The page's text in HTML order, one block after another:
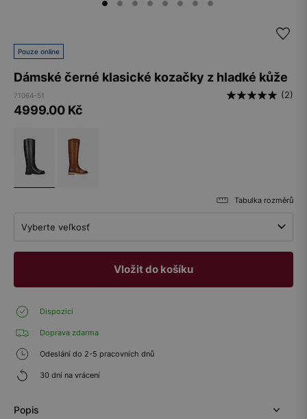
Pouze online
Dámské černé klasické kozačky z hladké kůže
71064-51 (2)
4999.00 Kč
Tabulka rozměrů
Vyberte veľkosť
Vložit do košíku
Dispozici
Doprava zdarma
Odeslání do 2-5 pracovních dnů
30 dní na vrácení
Popis